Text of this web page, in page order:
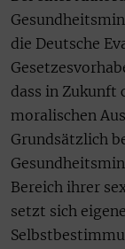
die Deutsche
dass in Zukunft
moralischen
Grundsätzlich
Bereich ihrer
setzt sich